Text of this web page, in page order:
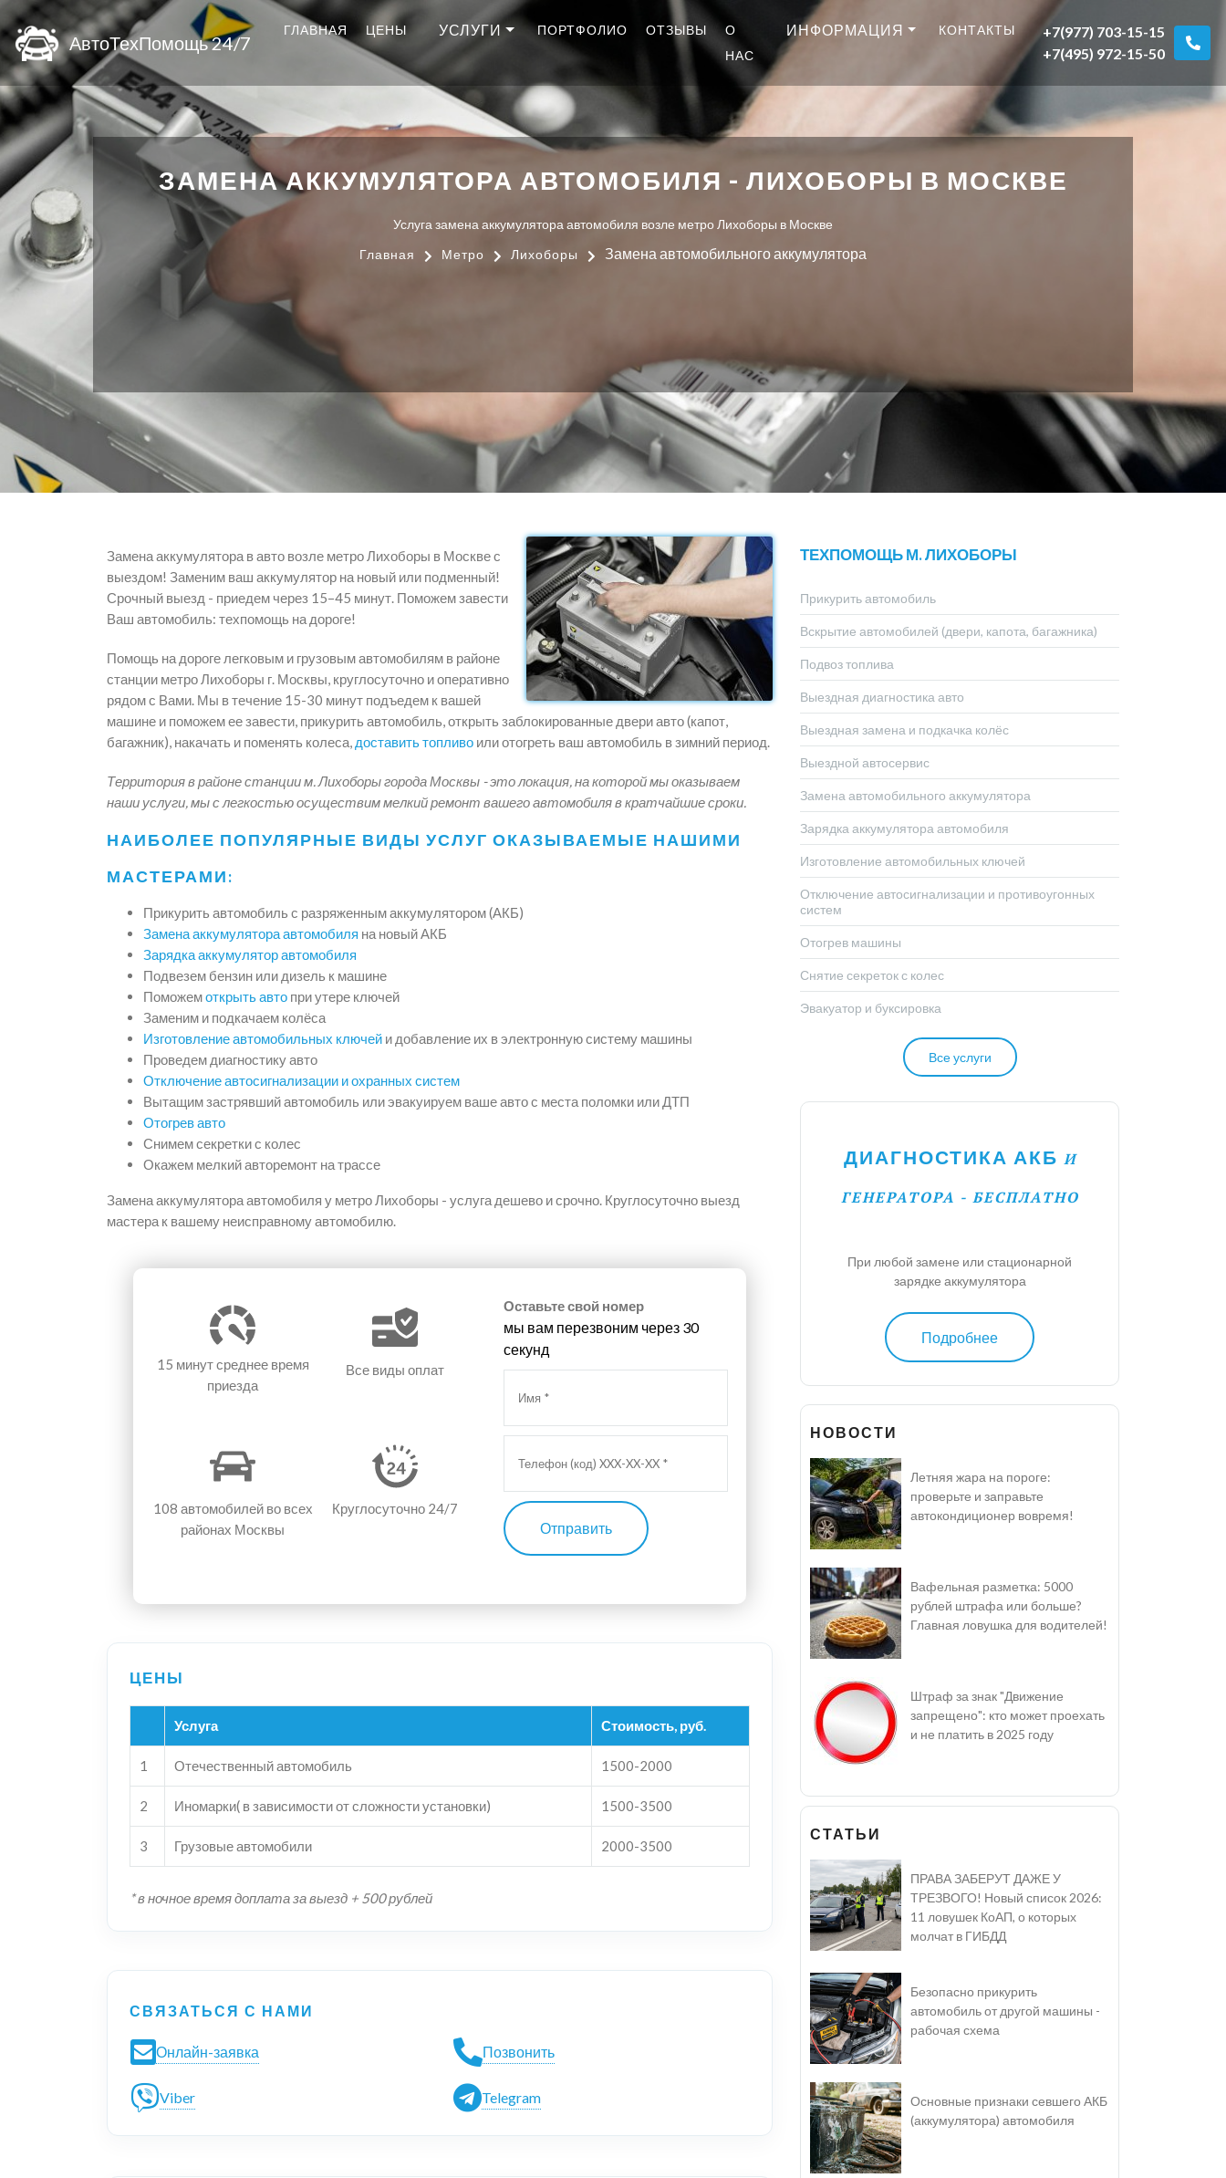
АвтоТехПомощь 24/7
ГЛАВНАЯ ЦЕНЫ УСЛУГИ ПОРТФОЛИО ОТЗЫВЫ
О
НАС
ИНФОРМАЦИЯ КОНТАКТЫ
+7(977) 703-15-15
+7(495) 972-15-50
ЗАМЕНА АККУМУЛЯТОРА АВТОМОБИЛЯ - ЛИХОБОРЫ В МОСКВЕ
Услуга замена аккумулятора автомобиля возле метро Лихоборы в Москве
Главная
Метро Лихоборы Замена автомобильного аккумулятора
Замена аккумулятора в авто возле метро Лихоборы в Москве с
выездом! Заменим ваш аккумулятор на новый или подменный!
Срочный выезд - приедем через 15–45 минут. Поможем завести
Ваш автомобиль: техпомощь на дороге!
Помощь на дороге легковым и грузовым автомобилям в районе
станции метро Лихоборы г. Москвы, круглосуточно и оперативно
рядом с Вами. Мы в течение 15-30 минут подъедем к вашей
машине и поможем ее завести, прикурить автомобиль, открыть заблокированные двери авто (капот,
багажник), накачать и поменять колеса, доставить топливо или отогреть ваш автомобиль в зимний период.
Территория в районе станции м. Лихоборы города Москвы - это локация, на которой мы оказываем
наши услуги, мы с легкостью осуществим мелкий ремонт вашего автомобиля в кратчайшие сроки.
НАИБОЛЕЕ ПОПУЛЯРНЫЕ ВИДЫ УСЛУГ ОКАЗЫВАЕМЫЕ НАШИМИ
МАСТЕРАМИ:
Прикурить автомобиль с разряженным аккумулятором (АКБ)
Замена аккумулятора автомобиля на новый АКБ
Зарядка аккумулятор автомобиля
Подвезем бензин или дизель к машине
Поможемоткрыть авто при утере ключей
Заменим и подкачаем колёса
Изготовление автомобильных ключей и добавление их в электронную систему машины
Проведем диагностику авто
Отключение автосигнализации и охранных систем
Вытащим застрявший автомобиль или эвакуируем ваше авто с места поломки или ДТП
Отогрев авто
Снимем секретки с колес
Окажем мелкий авторемонт на трассе
Замена аккумулятора автомобиля у метро Лихоборы - услуга дешево и срочно. Круглосуточно выезд
мастера к вашему неисправному автомобилю.
15 минутсреднее время
приезда
Все виды оплат
108 автомобилей во всех
районах Москвы
Круглосуточно 24/7
Оставьте свой номер
мы вам перезвоним через 30
секунд
Отправить
Услуга Стоимость, руб.
1 Отечественный автомобиль 1500-2000
2 Иномарки( в зависимости от сложности установки) 1500-3500
3 Грузовые автомобили 2000-3500
* в ночное время доплата за выезд + 500 рублей
СВЯЗАТЬСЯ С НАМИ
Онлайн-заявка Позвонить
Viber Telegram
ТЕХПОМОЩЬ М. ЛИХОБОРЫ
Прикурить автомобиль
Вскрытие автомобилей (двери, капота, багажника)
Подвоз топлива
Выездная диагностика авто
Выездная замена и подкачка колёс
Выездной автосервис
Замена автомобильного аккумулятора
Зарядка аккумулятора автомобиля
Изготовление автомобильных ключей
Отключение автосигнализации и противоугонных
систем
Отогрев машины
Снятие секреток с колес
Эвакуатор и буксировка
Все услуги
ДИАГНОСТИКА АКБ И
ГЕНЕРАТОРА - БЕСПЛАТНО
При любой замене или стационарной
зарядке аккумулятора
Подробнее
НОВОСТИ
Летняя жара на пороге:
проверьте и заправьте
автокондиционер вовремя!
Вафельная разметка: 5000
рублей штрафа или больше?
Главная ловушка для водителей!
Штраф за знак "Движение
запрещено": кто может проехать
и не платить в 2025 году
СТАТЬИ
ПРАВА ЗАБЕРУТ ДАЖЕ У
ТРЕЗВОГО! Новый список 2026:
11 ловушек КоАП, о которых
молчат в ГИБДД
Безопасно прикурить
автомобиль от другой машины -
рабочая схема
Основные признаки севшего АКБ
(аккумулятора) автомобиля